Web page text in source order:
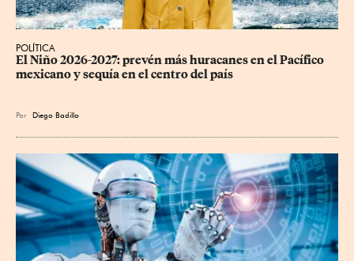
POLÍTICA
El Niño 2026-2027: prevén más huracanes en el Pacífico
mexicano y sequía en el centro del país
Por Diego Badillo